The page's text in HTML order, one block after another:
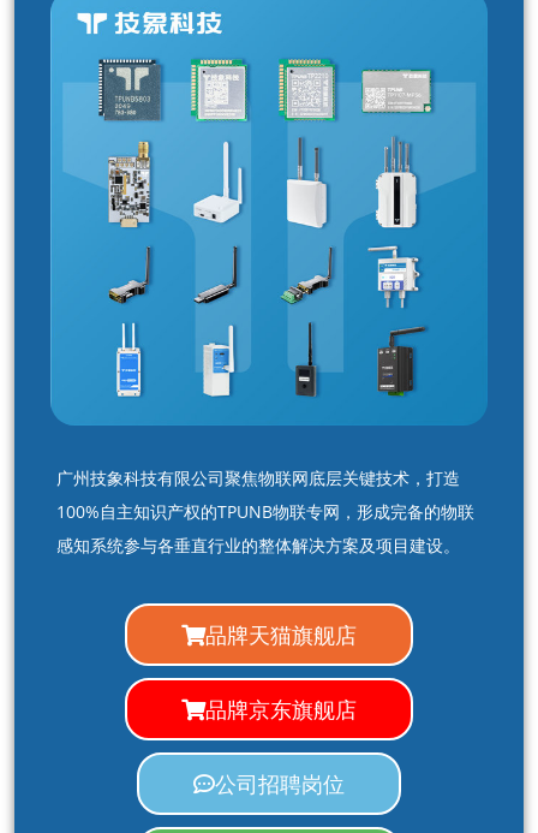
广州技象科技有限公司聚焦物联网底层关键技术，打造
100%自主知识产权的TPUNB物联专网，形成完备的物联
感知系统参与各垂直行业的整体解决方案及项目建设。
品牌天猫旗舰店
品牌京东旗舰店
公司招聘岗位